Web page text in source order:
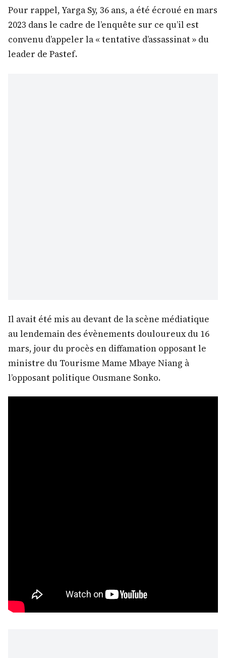
Pour rappel, Yarga Sy, 36 ans, a été écroué en mars
2023 dans le cadre de l’enquête sur ce qu’il est
convenu d’appeler la « tentative d’assassinat » du
leader de Pastef.
Il avait été mis au devant de la scène médiatique
au lendemain des évènements douloureux du 16
mars, jour du procès en diffamation opposant le
ministre du Tourisme Mame Mbaye Niang à
l’opposant politique Ousmane Sonko.